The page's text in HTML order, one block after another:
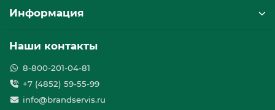
уникальным и особенным.
связанные с изображением. Это не просто игра, а
Развлечение для всей семьи:
заказвместе с близкими и проведите время
весело и с пользой. Это отличная возможность для
Информация
Наши контакты
8-800-201-04-81
+7 (4852) 59-55-99
info@brandservis.ru